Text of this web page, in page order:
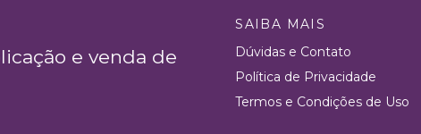
e venda de
SAIBA MAIS
Dúvidas e Contato
Política de Privacidade
Termos e Condições de Uso